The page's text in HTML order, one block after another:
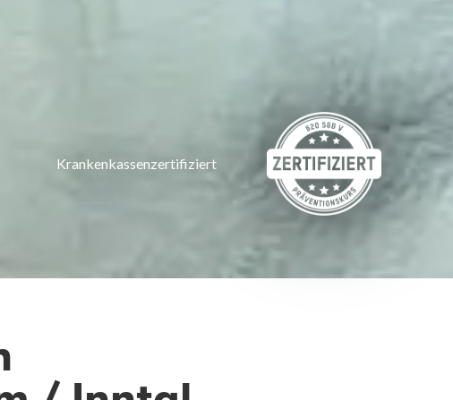
Krankenkassenzertifiziert